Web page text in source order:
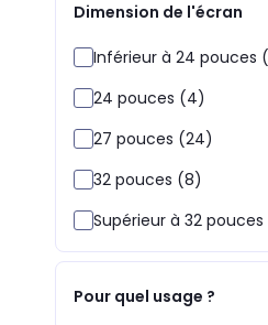
Dimension de l'écran
Inférieur à 24 pouces
24 pouces (4)
27 pouces (24)
32 pouces (8)
Supérieur à 32
Pour quel usage ?